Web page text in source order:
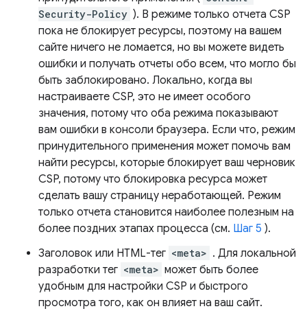
Security-Policy ). В режиме только отчета CSP
пока не блокирует ресурсы, поэтому на вашем
сайте ничего не ломается, но вы можете видеть
ошибки и получать отчеты обо всем, что могло бы
быть заблокировано. Локально, когда вы
настраиваете CSP, это не имеет особого
значения, потому что оба режима показывают
вам ошибки в консоли браузера. Если что, режим
принудительного применения может помочь вам
найти ресурсы, которые блокирует ваш черновик
CSP, потому что блокировка ресурса может
сделать вашу страницу неработающей. Режим
только отчета становится наиболее полезным на
более поздних этапах процесса (см. Шаг 5 ).
Заголовок или HTML-тег <meta> . Для локальной
разработки тег <meta> может быть более
удобным для настройки CSP и быстрого
просмотра того, как он влияет на ваш сайт.